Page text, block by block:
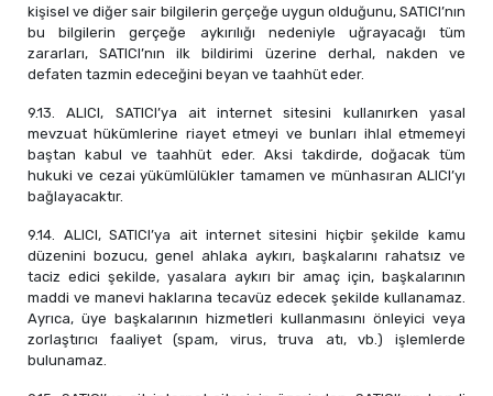
kişisel ve diğer sair bilgilerin gerçeğe uygun olduğunu, SATICI’nın
bu bilgilerin gerçeğe aykırılığı nedeniyle uğrayacağı tüm
zararları, SATICI’nın ilk bildirimi üzerine derhal, nakden ve
defaten tazmin edeceğini beyan ve taahhüt eder.
9.13. ALICI, SATICI’ya ait internet sitesini kullanırken yasal
mevzuat hükümlerine riayet etmeyi ve bunları ihlal etmemeyi
baştan kabul ve taahhüt eder. Aksi takdirde, doğacak tüm
hukuki ve cezai yükümlülükler tamamen ve münhasıran ALICI’yı
bağlayacaktır.
9.14. ALICI, SATICI’ya ait internet sitesini hiçbir şekilde kamu
düzenini bozucu, genel ahlaka aykırı, başkalarını rahatsız ve
taciz edici şekilde, yasalara aykırı bir amaç için, başkalarının
maddi ve manevi haklarına tecavüz edecek şekilde kullanamaz.
Ayrıca, üye başkalarının hizmetleri kullanmasını önleyici veya
zorlaştırıcı faaliyet (spam, virus, truva atı, vb.) işlemlerde
bulunamaz.